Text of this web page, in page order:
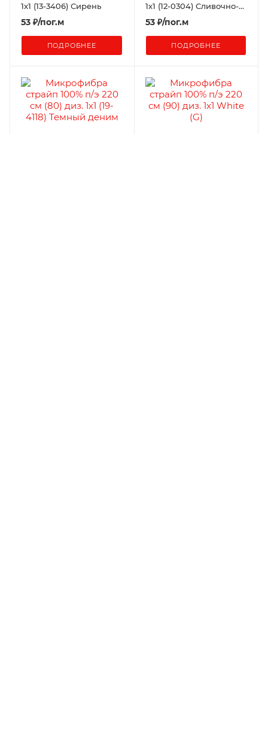
1х1 (13-3406) Сирень
53 ₽/пог.м
ПОДРОБНЕЕ
1х1 (12-0304) Сливочно-
молочный
53₽/пог.м
ПОДРОБНЕЕ